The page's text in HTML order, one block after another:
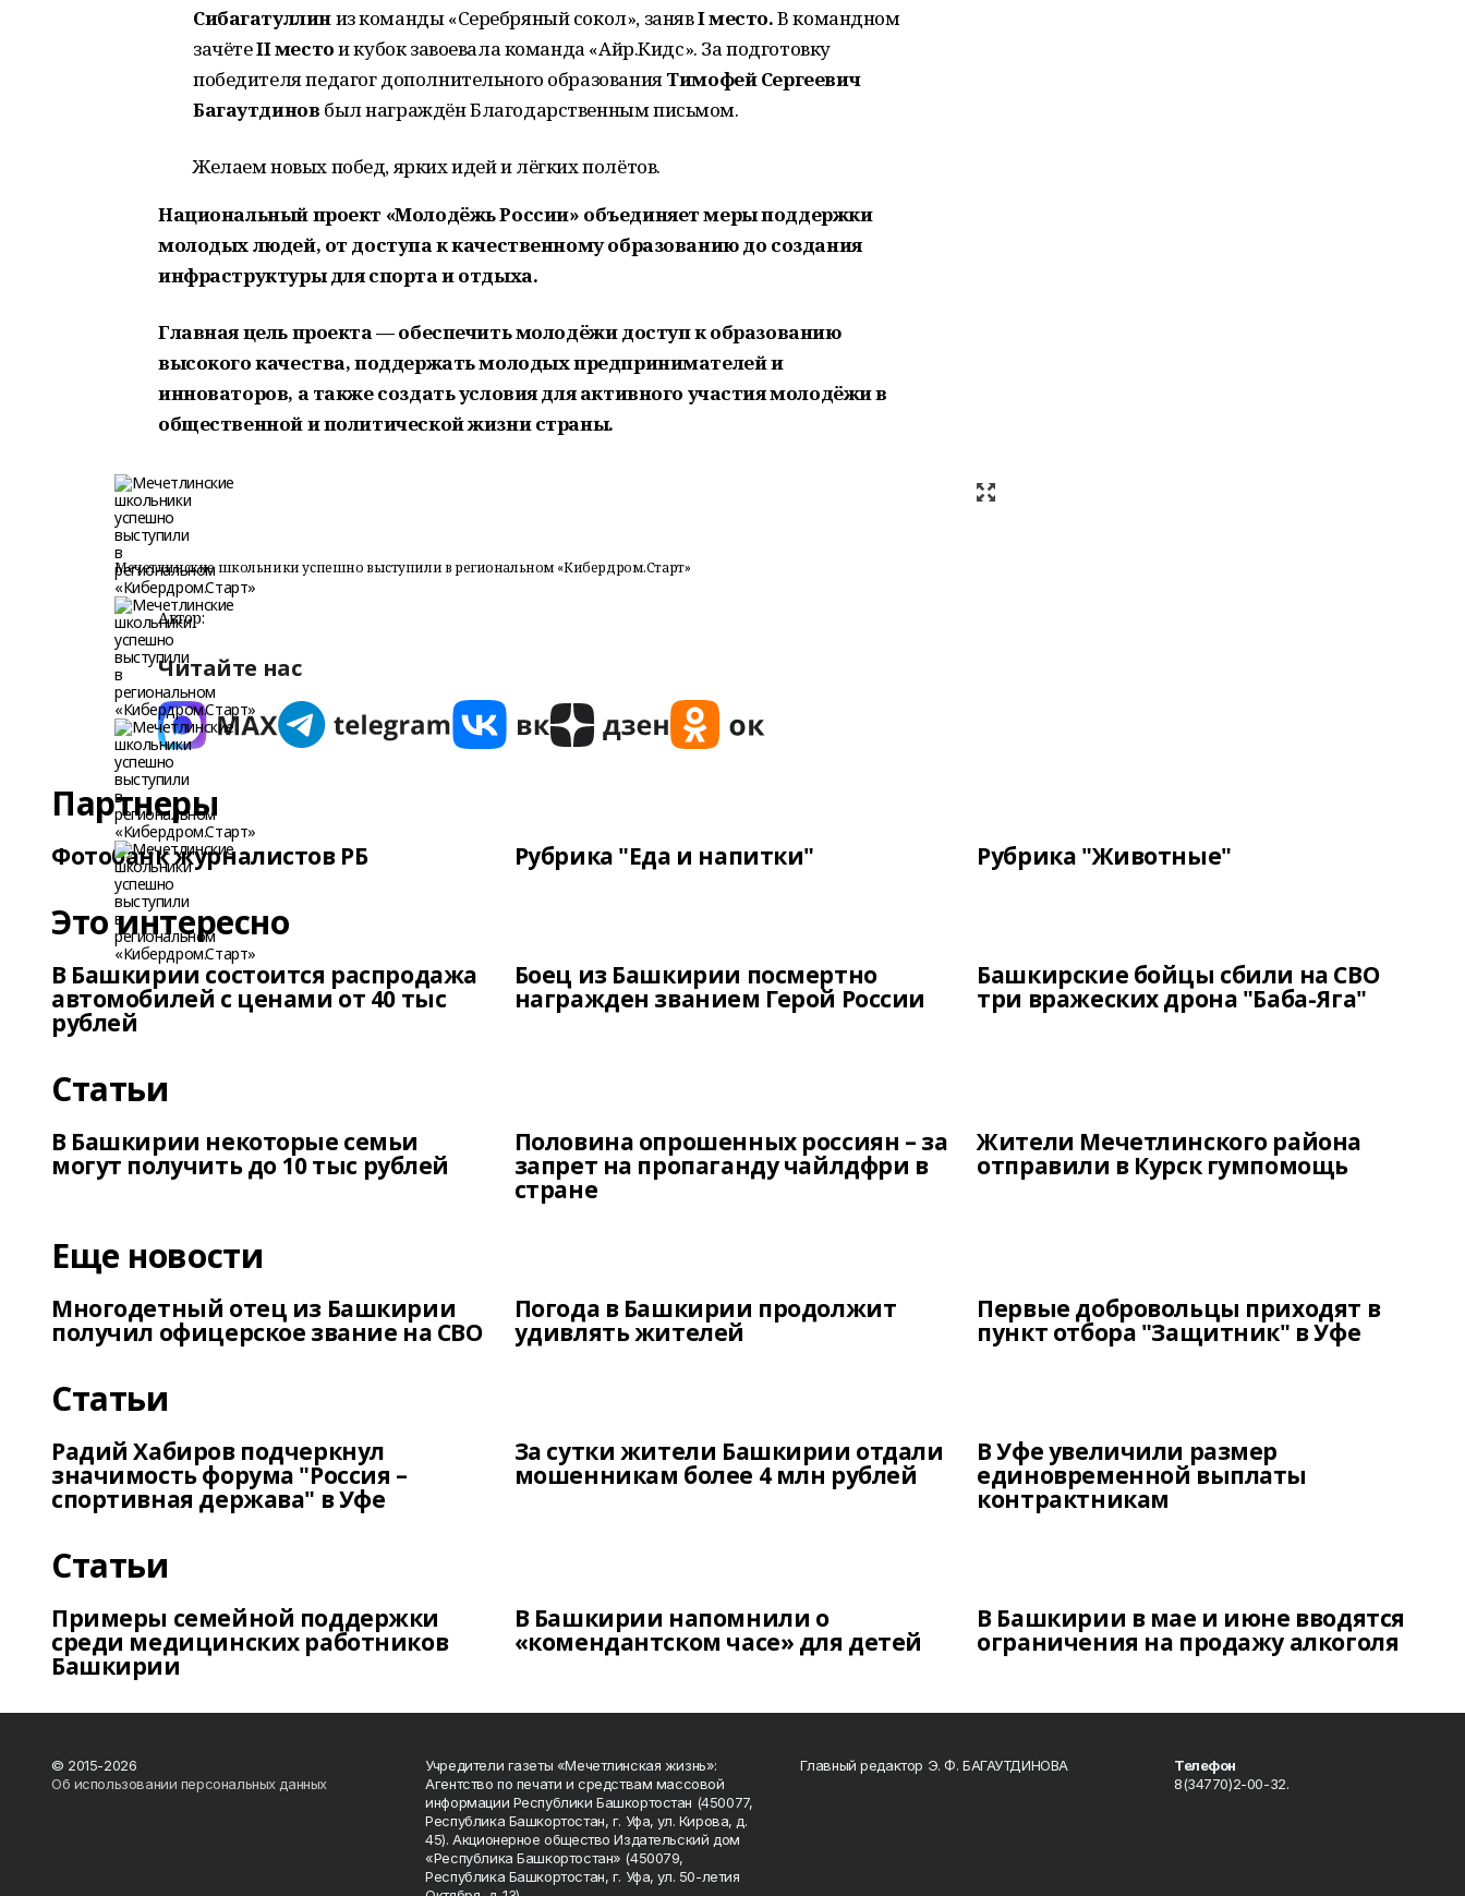
Сибагатуллиниз команды «Серебряный сокол», занявI место.В командном
зачётеII местои кубок завоевала команда «Айр.Кидс». За подготовку
победителя педагог дополнительного образованияТимофей Сергеевич
Багаутдинов был награждён Благодарственным письмом.
Желаем новых побед, ярких идей и лёгких полётов.
Национальный проект «Молодёжь России» объединяет меры поддержки
молодых людей, от доступа к качественному образованию до создания
инфраструктуры для спорта и отдыха.
Главная цель проекта — обеспечить молодёжи доступ к образованию
высокого качества, поддержать молодых предпринимателей и
инноваторов, а также создать условия для активного участия молодёжи в
общественной и политической жизни страны.
Мечетлинские школьники успешно выступили в региональном «Кибердром.Старт»
Автор:
Читайте нас
Партнеры
Фотобанк журналистов РБ Рубрика "Еда и напитки" Рубрика "Животные"
Это интересно
В Башкирии состоится распродажа
автомобилей с ценами от 40 тыс
рублей
Боец из Башкирии посмертно
награжден званием Герой России
Башкирские бойцы сбили на СВО
три вражеских дрона "Баба-Яга"
Статьи
В Башкирии некоторые семьи
могут получить до 10 тыс рублей
Половина опрошенных россиян – за
запрет на пропаганду чайлдфри в
стране
Жители Мечетлинского района
отправили в Курск гумпомощь
Еще новости
Многодетный отец из Башкирии
получил офицерское звание на СВО
Погода в Башкирии продолжит
удивлять жителей
Первые добровольцы приходят в
пункт отбора "Защитник" в Уфе
Статьи
Радий Хабиров подчеркнул
значимость форума "Россия –
спортивная держава" в Уфе
За сутки жители Башкирии отдали
мошенникам более 4 млн рублей
В Уфе увеличили размер
единовременной выплаты
контрактникам
Статьи
Примеры семейной поддержки
среди медицинских работников
Башкирии
В Башкирии напомнили о
«комендантском часе» для детей
В Башкирии в мае и июне вводятся
ограничения на продажу алкоголя
© 2015-2026
Об использовании персональных данных
Учредители газеты «Мечетлинская жизнь»:
Агентство по печати и средствам массовой
информации Республики Башкортостан (450077,
Республика Башкортостан, г. Уфа, ул. Кирова, д.
45). Акционерное общество Издательский дом
«Республика Башкортостан» (450079,
Республика Башкортостан, г. Уфа, ул. 50-летия
Главный редактор Э. Ф. БАГАУТДИНОВА
Телефон
8(34770)2-00-32.